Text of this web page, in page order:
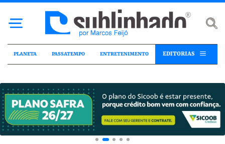
PLANETA PASSATEMPO ENTRETENIMENTO EDITORIAS